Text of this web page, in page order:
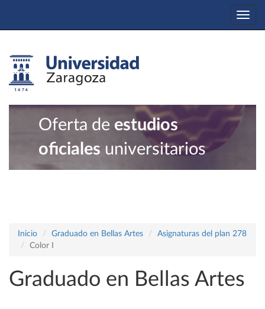
Oferta de estudios
oficiales universitarios
Inicio Graduado en Bellas Artes
Asignaturas del plan 278
Color I
Graduado en Bellas Artes